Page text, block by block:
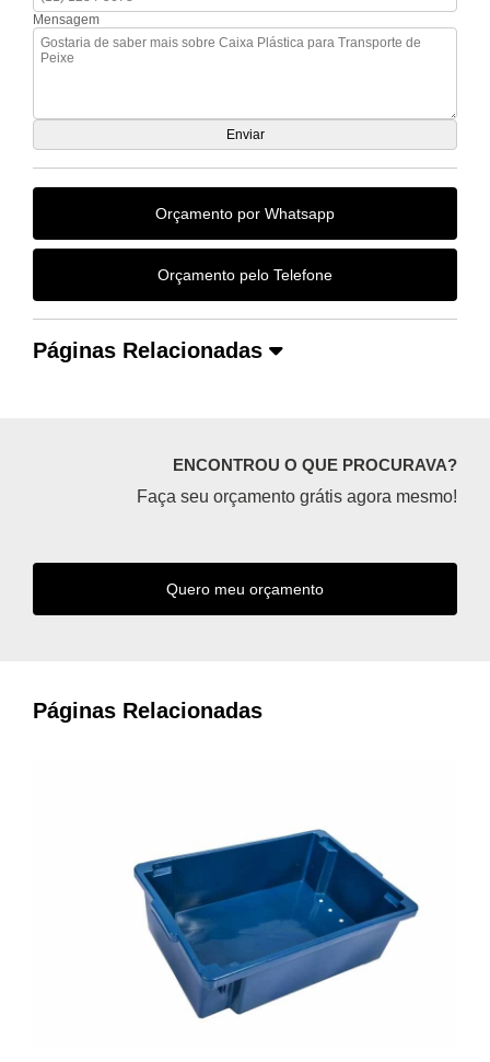
Mensagem
Orçamento por Whatsapp
Orçamento pelo Telefone
Páginas Relacionadas
ENCONTROU O QUE PROCURAVA?
Faça seu orçamento grátis agora mesmo!
Quero meu orçamento
Páginas Relacionadas